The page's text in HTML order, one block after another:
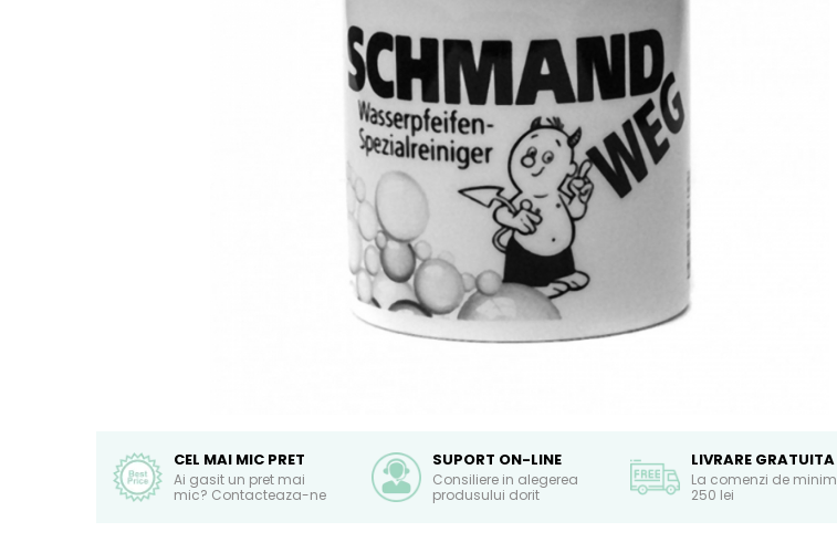
CEL MAI MIC PRET
Ai gasit un pret mai
mic? Contacteaza-ne
SUPORT ON-LINE
Consiliere in alegerea
produsului dorit
LIVRARE GRATUITA
La comenzi de minim
250 lei